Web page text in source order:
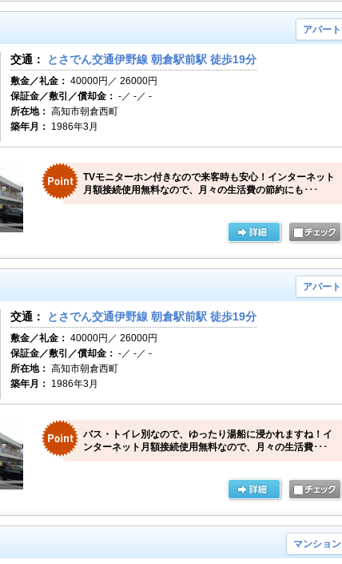
アパート
交通： とさでん交通伊野線 朝倉駅前駅 徒歩19分
敷金／礼金： 40000円／ 26000円
保証金／敷引／償却金： -／ -／ -
所在地： 高知市朝倉西町
築年月： 1986年3月
TVモニターホン付きなので来客時も安心！インターネット
月額接続使用無料なので、月々の生活費の節約にも･･･
アパート
交通： とさでん交通伊野線 朝倉駅前駅 徒歩19分
敷金／礼金： 40000円／ 26000円
保証金／敷引／償却金： -／ -／ -
所在地： 高知市朝倉西町
築年月： 1986年3月
バス・トイレ別なので、ゆったり湯船に浸かれますね！イ
ンターネット月額接続使用無料なので、月々の生活費･･･
マンション